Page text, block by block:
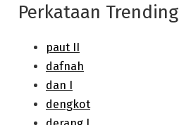
Perkataan Trending